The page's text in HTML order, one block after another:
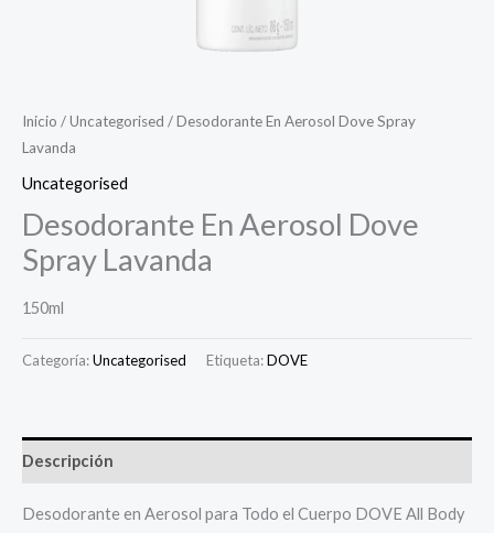
Inicio /Uncategorised / Desodorante En Aerosol Dove Spray
Lavanda
Uncategorised
Desodorante En Aerosol Dove
Spray Lavanda
150ml
Categoría:Uncategorised Etiqueta:DOVE
Descripción
Desodorante en Aerosol para Todo el Cuerpo DOVE All Body